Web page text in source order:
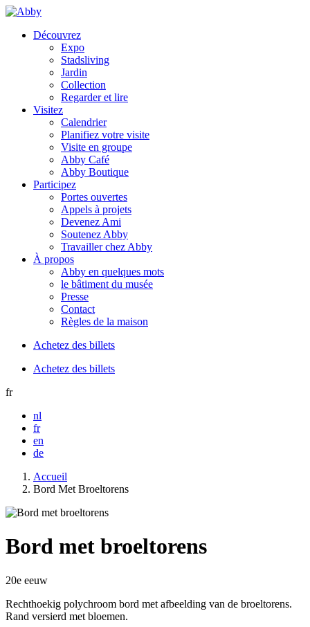
Découvrez
Expo
Stadsliving
Jardin
Collection
Regarder et lire
Visitez
Calendrier
Planifiez votre visite
Visite en groupe
Abby Café
Abby Boutique
Participez
Portes ouvertes
Appels à projets
Devenez Ami
Soutenez Abby
Travailler chez Abby
À propos
Abby en quelques mots
le bâtiment du musée
Presse
Contact
Règles de la maison
Achetez des billets
Achetez des billets
fr
nl
fr
en
de
Accueil
Bord Met Broeltorens
Bord met broeltorens
20e eeuw
Rechthoekig polychroom bord met afbeelding van de broeltorens.
Rand versierd met bloemen.